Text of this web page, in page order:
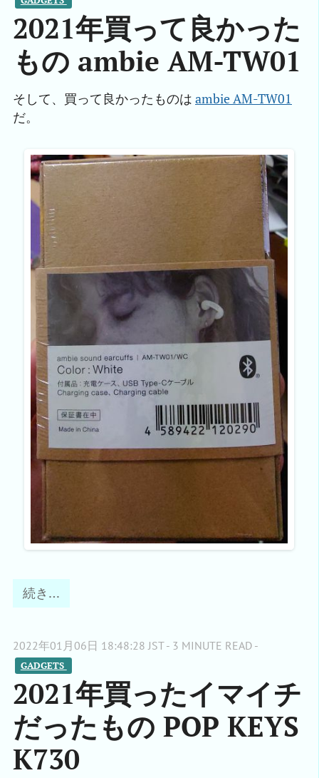
2021年買って良かった
もの ambie AM-TW01
そして、買って良かったものは ambie AM-TW01
だ。
続き…
2022年01月06日 18:48:28 JST - 3 MINUTE READ -
GADGETS
2021年買ったイマイチ
だったもの POP KEYS
K730